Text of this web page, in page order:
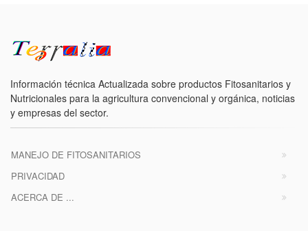
Información técnica Actualizada sobre productos Fitosanitarios y
Nutricionales para la agricultura convencional y orgánica, noticias
y empresas del sector.
MANEJO DE FITOSANITARIOS
PRIVACIDAD
ACERCA DE ...